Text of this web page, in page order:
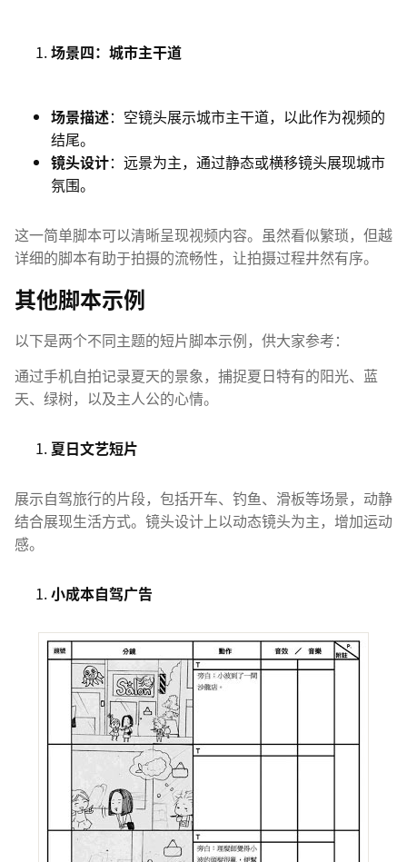
场景四：城市主干道
场景描述：空镜头展示城市主干道，以此作为视频的
结尾。
镜头设计：远景为主，通过静态或横移镜头展现城市
氛围。
这一简单脚本可以清晰呈现视频内容。虽然看似繁琐，但越
详细的脚本有助于拍摄的流畅性，让拍摄过程井然有序。
其他脚本示例
以下是两个不同主题的短片脚本示例，供大家参考：
通过手机自拍记录夏天的景象，捕捉夏日特有的阳光、蓝
天、绿树，以及主人公的心情。
夏日文艺短片
展示自驾旅行的片段，包括开车、钓鱼、滑板等场景，动静
结合展现生活方式。镜头设计上以动态镜头为主，增加运动
感。
小成本自驾广告